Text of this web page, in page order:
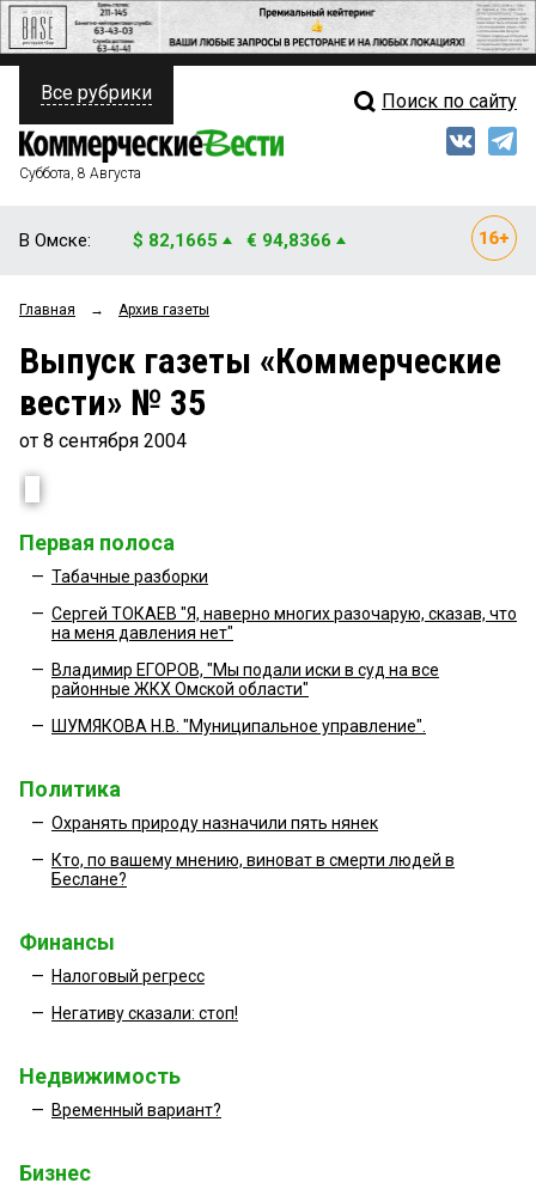
ПОЛИТИКА
ФИНАНСЫ
ОБЩЕСТВО
ЗАКОН
Свежий выпуск
Рейтинги
Все рубрики Поиск по сайту
Суббота, 8 Августа
В Омске: $ 82,1665 € 94,8366
Главная → Архив газеты
Выпуск газеты «Коммерческие
вести» № 35
от 8 сентября 2004
Первая полоса
— Табачные разборки
— Сергей ТОКАЕВ "Я, наверно многих разочарую, сказав, что
на меня давления нет"
— Владимир ЕГОРОВ, "Мы подали иски в суд на все
районные ЖКХ Омской области"
— ШУМЯКОВА Н.В. "Муниципальное управление".
Политика
— Охранять природу назначили пять нянек
— Кто, по вашему мнению, виноват в смерти людей в
Беслане?
Финансы
— Налоговый регресс
— Негативу сказали: стоп!
Недвижимость
— Временный вариант?
Бизнес